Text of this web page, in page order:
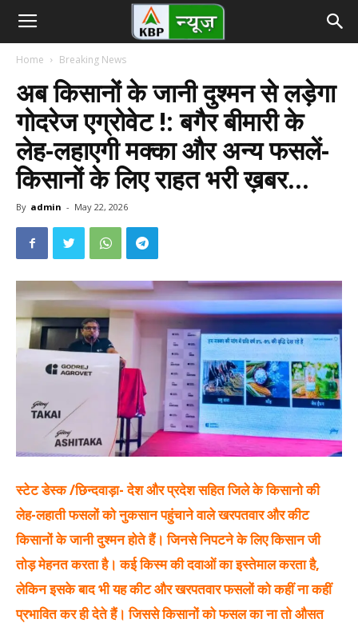
Home Breaking News
अब किसानों के जानी दुश्मन से लड़ेगा
गोदरेज एग्रोवेट !: बगैर बीमारी के
लेह-लहाएगी मक्का और अन्य फसलें-
किसानों के लिए राहत भरी ख़बर…
By admin - May 22, 2026
स्टेट डेस्क /छिन्दवाड़ा- देश और प्रदेश सहित जिले के किसानो की
लेह-लहाती फसलों को नुकसान पहुंचाने वाले खरपतवार और कीट
किसानों के जानी दुश्मन होते हैं। जिनसे निपटने के लिए किसान जी
तोड़ मेहनत करता है। कई किस्म की दवाओं का इस्तेमाल करता है,
लेकिन इसके बाद भी यह कीट और खरपतवार फसलों को कहीं ना कहीं
प्रभावित कर ही देते हैं। जिससे किसानों को फसल का ना तो औसत